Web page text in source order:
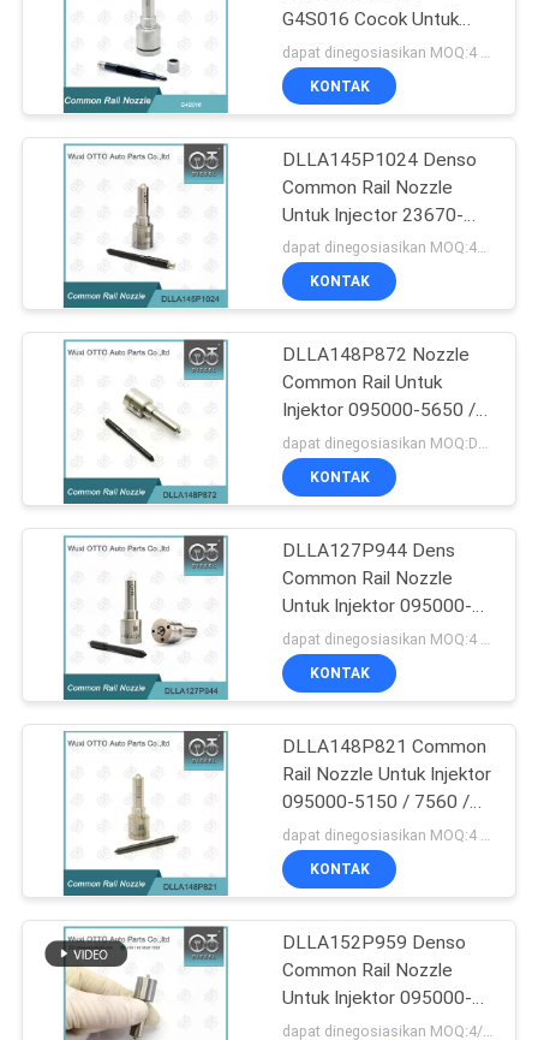
BERITA
KASUS
SITEMAP
PRIVACY
POLICY
Nozel Bosch Piezo
Siemens Vdo Nozel
28
Nozzle Rel Umum
Bosch
182
Nosel injektor rel
umum
49
55
G4S016 Cocok Untuk
KUBOTA
KONTAK
DLLA145P1024 Denso
Common Rail Nozzle
Untuk Injector 23670-
0L010
dapat dinegosiasikan MOQ:4pcs
KONTAK
DLLA148P872 Nozzle
Common Rail Untuk
Injektor 095000-5650 /
5655
dapat dinegosiasikan MOQ:Dapat dinegosiasikan
KONTAK
DLLA127P944 Dens
Common Rail Nozzle
Untuk Injektor 095000-
6310
RE546784/RE530362
KONTAK
DLLA148P821 Common
Rail Nozzle Untuk Injektor
095000-5150 / 7560 /
RE524361 / RE518726
KONTAK
DLLA152P959 Denso
Common Rail Nozzle
Untuk Injektor 095000-
6650 / 5504 / 8-